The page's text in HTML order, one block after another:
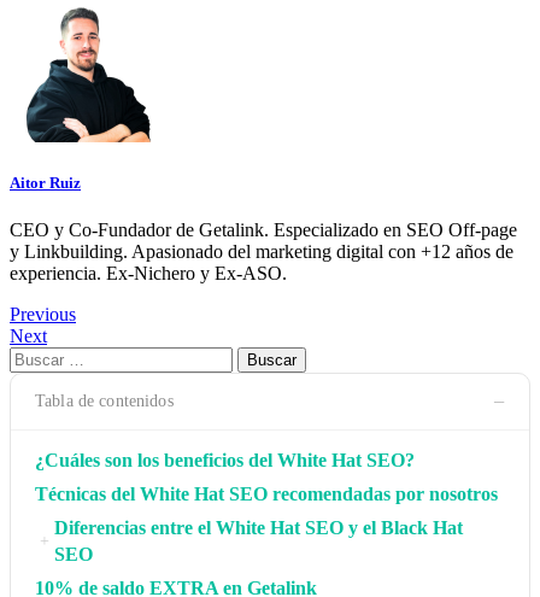
Aitor Ruiz
CEO y Co-Fundador de Getalink. Especializado en SEO Off-page
y Linkbuilding. Apasionado del marketing digital con +12 años de
experiencia. Ex-Nichero y Ex-ASO.
Navegación
de
entradas
Previous
Next
Buscar:
Tabla de contenidos −
¿Cuáles son los beneficios del White Hat SEO?
Técnicas del White Hat SEO recomendadas por nosotros
+
Diferencias entre el White Hat SEO y el Black Hat
SEO
10% de saldo EXTRA en Getalink